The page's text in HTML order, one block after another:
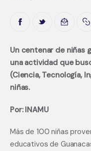
Un centenar de niñas
una actividad que
(Ciencia, Tecnología,
niñas.
Por: INAMU
Más de 100 niñas
educativos de